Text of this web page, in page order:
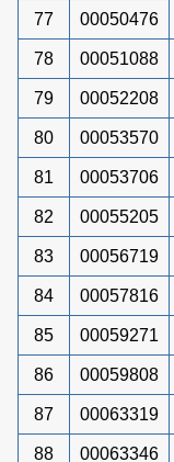
77 00050476
78 00051088
79 00052208
80 00053570
81 00053706
82 00055205
83 00056719
84 00057816
85 00059271
86 00059808
87 00063319
88 00063346